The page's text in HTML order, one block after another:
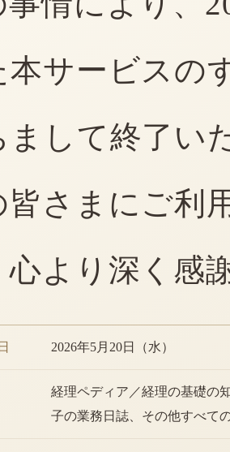
本サービスの
まして終了い
皆さまにご利
心より深く感
2026年5月20日（水）
経理ペディア／経理の基礎の
子の業務日誌、その他すべて